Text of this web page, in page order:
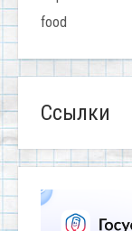
food
Ссылки